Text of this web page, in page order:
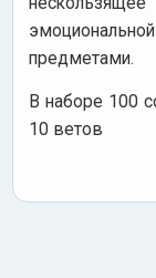
предметами.
В наборе 100
10 ветов